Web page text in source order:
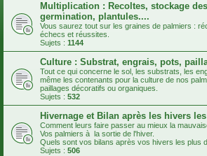
Multiplication : Recoltes, stockage
germination, plantules....
Vous saurez tout sur les graines de palmiers :
échecs et réussites.
Sujets : 1144
Culture : Substrat, engrais, pots,
Tout ce qui concerne le sol, les substrats, les
même les contenants pour la culture de nos
paillages décoratifs ou organiques.
Sujets : 532
Hivernage et Bilan après les hivers
Comment leurs faire passer au mieux la
Vos palmiers à la sortie de l'hiver.
Quels sont vos bilans après vos hivers les plus
Sujets : 506